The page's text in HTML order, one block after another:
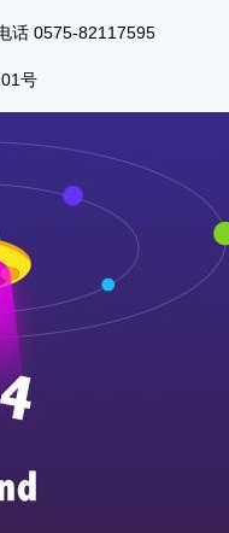
话 0575-82117595
号